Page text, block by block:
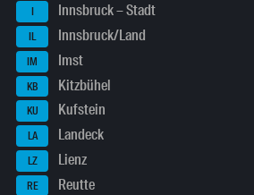
I Innsbruck – Stadt
IL Innsbruck/Land
IM Imst
KB Kitzbühel
KU Kufstein
LA Landeck
LZ Lienz
RE Reutte